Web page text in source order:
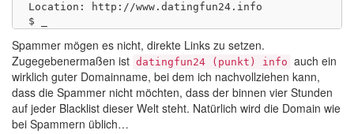
Location: http://www.datingfun24.info
Spammer mögen es nicht, direkte Links zu setzen.
Zugegebenermaßen ist datingfun24 (punkt) info auch ein
wirklich guter Domainname, bei dem ich nachvollziehen kann,
dass die Spammer nicht möchten, dass der binnen vier Stunden
auf jeder Blacklist dieser Welt steht. Natürlich wird die Domain wie
bei Spammern üblich…